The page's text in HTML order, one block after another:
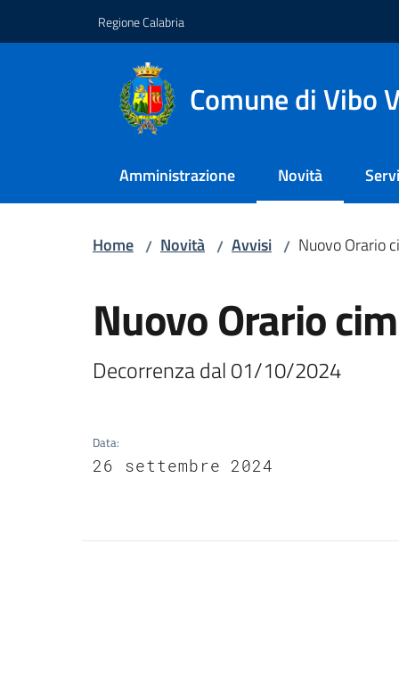
Regione Calabria
Comune di Vibo
Amministrazione Novità
Menu selezionato
Home / Novità / Avvisi / Nuovo Orario
Nuovo Orario
Decorrenza dal 01/10/2024
Data:
26 settembre 2024